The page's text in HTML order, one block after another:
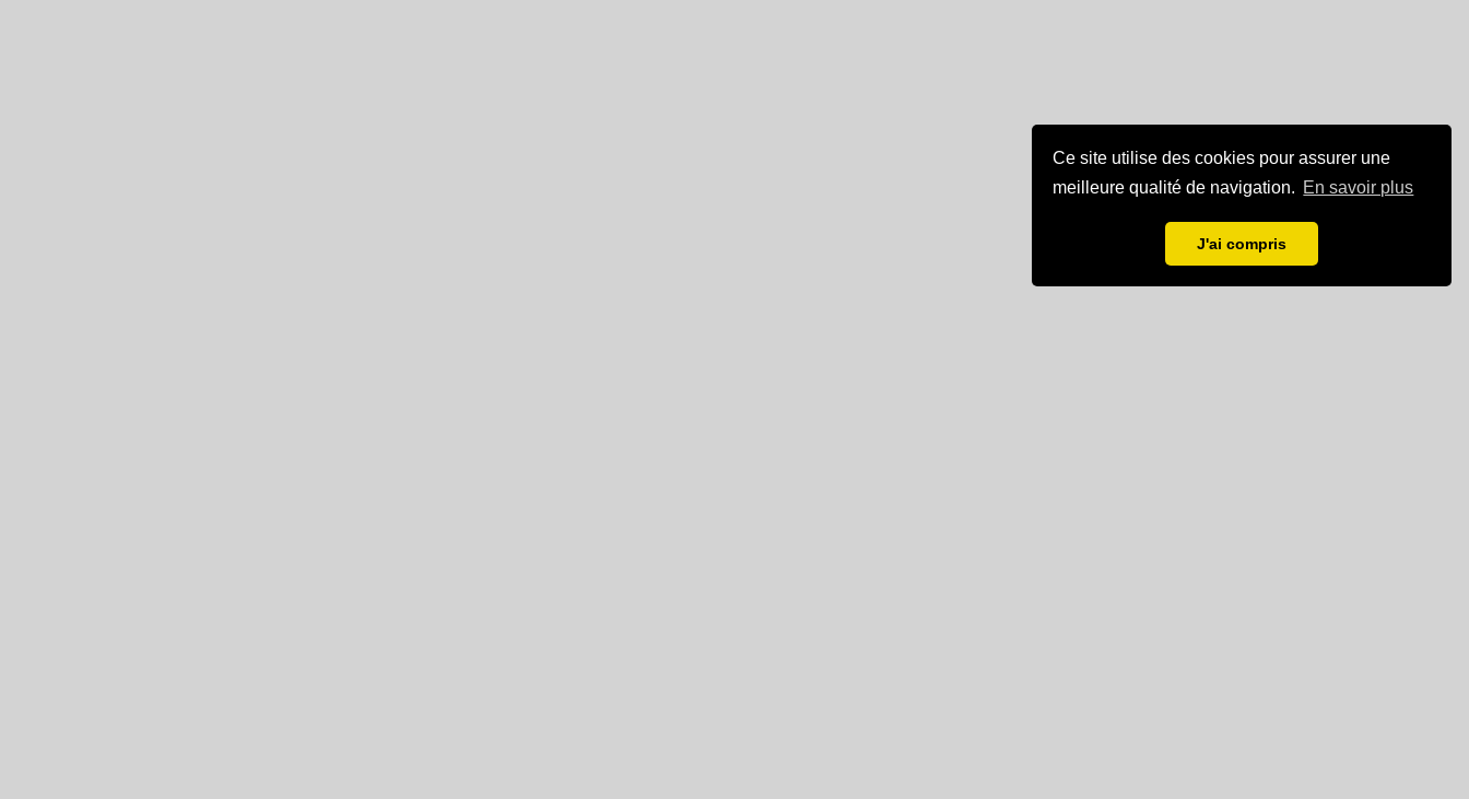
Ce site utilise des cookies pour assurer une
meilleure qualité de navigation. En savoir plus
J'ai compris